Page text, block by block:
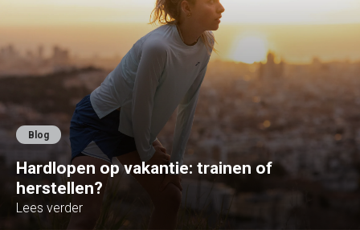
Blog
Hardlopen op vakantie: trainen of
herstellen?
Lees verder